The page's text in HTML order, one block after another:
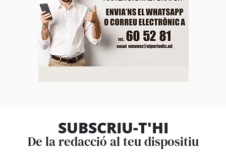
SUBSCRIU-T'HI
De la redacció al teu dispositiu